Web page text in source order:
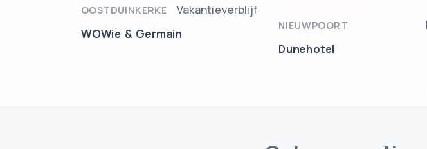
OOSTDUINKERKE
Vakantieverblijf
WOWie & Germain
NIEUWPOORT
Dunehotel